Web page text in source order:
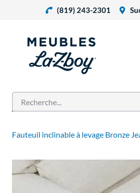
(819) 243-2301
Accueil Produits
Fauteuil inclinable à levage Bronze